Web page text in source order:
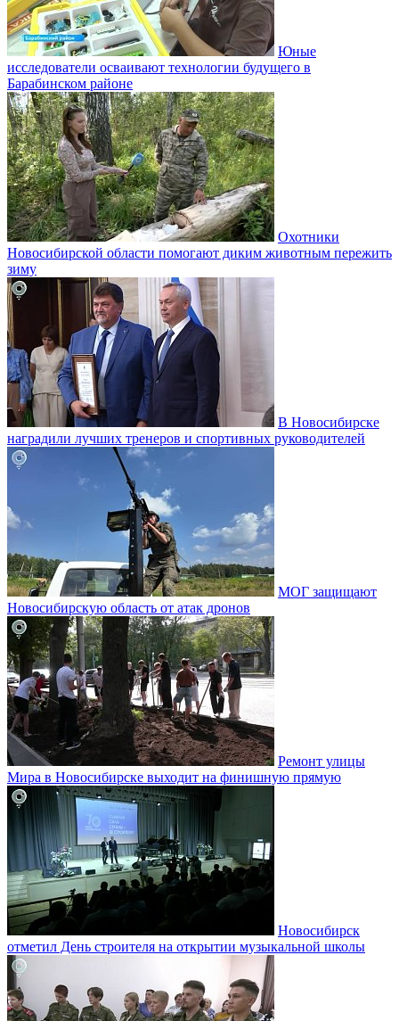
Юные
исследователи осваивают технологии будущего в
Барабинском районе
Охотники
Новосибирской области помогают диким животным пережить
зиму
В Новосибирске
наградили лучших тренеров и спортивных руководителей
МОГ защищают
Новосибирскую область от атак дронов
Ремонт улицы
Мира в Новосибирске выходит на финишную прямую
Новосибирск
отметил День строителя на открытии музыкальной школы